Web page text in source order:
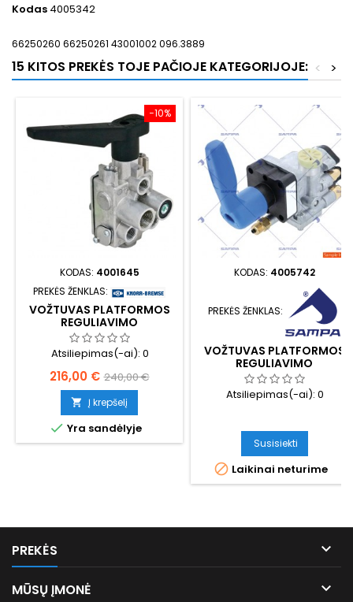
Kodas 4005342
66250260 66250261 43001002 096.3889
15 KITOS PREKĖS TOJE PAČIOJE KATEGORIJOJE: >
<
−10%
KODAS: 4001645
PREKĖS ŽENKLAS:
VOŽTUVAS PLATFORMOS
REGULIAVIMO
Atsiliepimas(-ai): 0
Kaina
216,00 € Bazinė
kaina
240,00 €
 Į krepšelį
 Yra sandėlyje
KODAS: 4005742
PREKĖS ŽENKLAS:
VOŽTUVAS PLATFORMOS
REGULIAVIMO
Atsiliepimas(-ai): 0
Susisiekti
 Laikinai neturime
PREKĖS 
MŪSŲ ĮMONĖ 